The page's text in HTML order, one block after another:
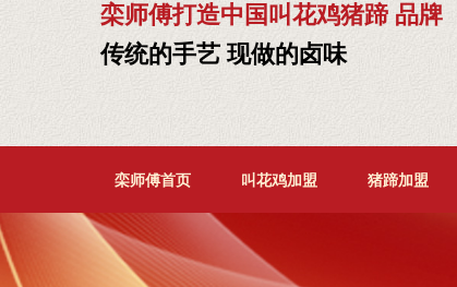
栾师傅打造中国叫花鸡猪蹄 品牌
传统的手艺 现做的卤味
栾师傅首页 叫花鸡加盟 猪蹄加盟